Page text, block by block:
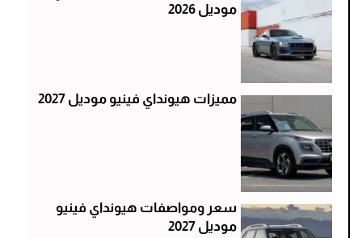
موديل 2026
مميزات هيونداي فينيو موديل 2027
سعر ومواصفات هيونداي فينيو
موديل 2027